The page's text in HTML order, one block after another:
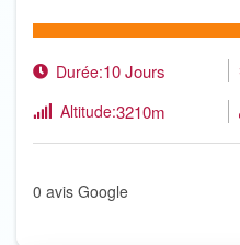
Durée:10 Jours
Altitude:3210m
0 avis Google